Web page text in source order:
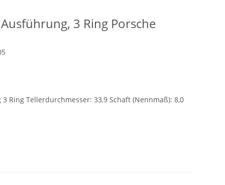
3 Ring Porsche
Ring Tellerdurchmesser: 33,9 Schaft (Nennmaß): 8,0